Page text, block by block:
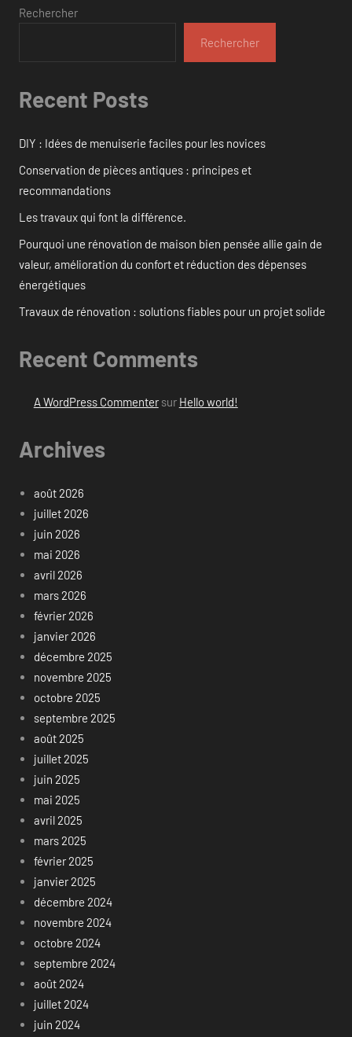
Rechercher
Rechercher
Recent Posts
DIY : Idées de menuiserie faciles pour les novices
Conservation de pièces antiques : principes et
recommandations
Les travaux qui font la différence.
Pourquoi une rénovation de maison bien pensée allie gain de
valeur, amélioration du confort et réduction des dépenses
énergétiques
Travaux de rénovation : solutions fiables pour un projet solide
Recent Comments
A WordPress Commentersur Hello world!
Archives
août 2026
juillet 2026
juin 2026
mai 2026
avril 2026
mars 2026
février 2026
janvier 2026
décembre 2025
novembre 2025
octobre 2025
septembre 2025
août 2025
juillet 2025
juin 2025
mai 2025
avril 2025
mars 2025
février 2025
janvier 2025
décembre 2024
novembre 2024
octobre 2024
septembre 2024
août 2024
juillet 2024
juin 2024